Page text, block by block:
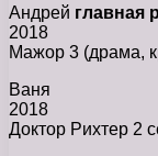
Андрей главная
2018
Мажор 3 (драма,
Ваня
2018
Доктор Рихтер 2